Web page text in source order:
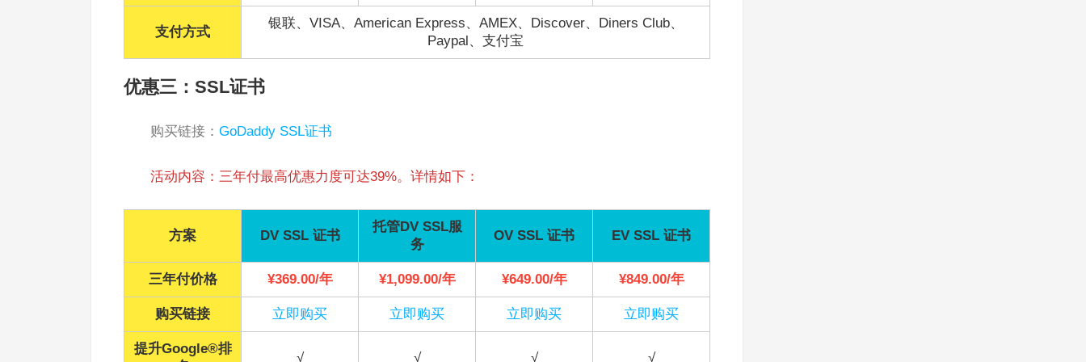
支付方式
银联、VISA、American Express、AMEX、Discover、Diners Club、
Paypal、支付宝
优惠三：SSL证书
购买链接： GoDaddy SSL证书
活动内容：三年付最高优惠力度可达39%。详情如下：
方案 DV SSL 证书
托管DV SSL服
务
OV SSL 证书 EV SSL 证书
三年付价格 ¥369.00/年 ¥1,099.00/年 ¥649.00/年 ¥849.00/年
购买链接 立即购买 立即购买 立即购买 立即购买
提升Google®排
√ √ √ √